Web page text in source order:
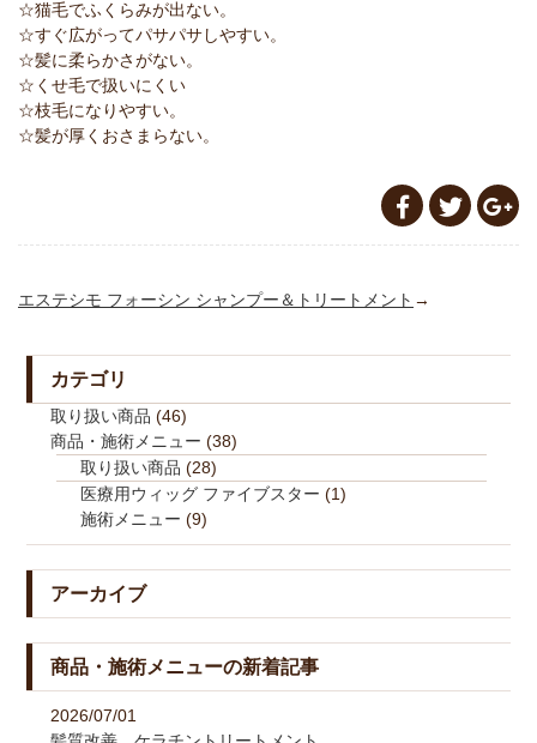
☆猫毛でふくらみが出ない。
☆すぐ広がってパサパサしやすい。
☆髪に柔らかさがない。
☆くせ毛で扱いにくい
☆枝毛になりやすい。
☆髪が厚くおさまらない。
エステシモ フォーシン シャンプー＆トリートメント →
カテゴリ
取り扱い商品 (46)
商品・施術メニュー (38)
取り扱い商品 (28)
医療用ウィッグ ファイブスター (1)
施術メニュー (9)
アーカイブ
商品・施術メニューの新着記事
2026/07/01